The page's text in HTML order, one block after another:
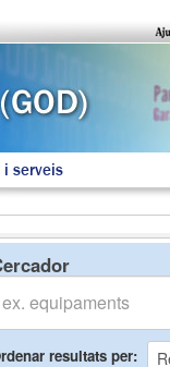
i serveis
resultats per